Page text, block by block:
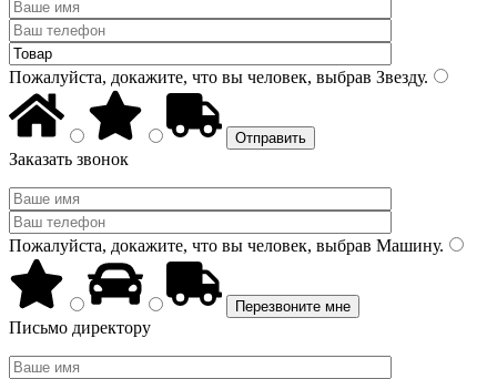
Пожалуйста, докажите, что вы человек, выбрав Звезду.
Заказать звонок
Пожалуйста, докажите, что вы человек, выбрав Машину.
Письмо директору